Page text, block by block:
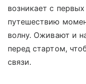
возникает с
путешествию
волну. Оживают и
перед стартом,
связи.